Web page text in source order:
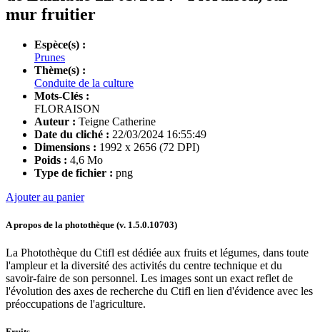
mur fruitier
Espèce(s) :
Prunes
Thème(s) :
Conduite de la culture
Mots-Clés :
FLORAISON
Auteur : Teigne Catherine
Date du cliché : 22/03/2024 16:55:49
Dimensions : 1992 x 2656 (72 DPI)
Poids : 4,6 Mo
Type de fichier : png
Ajouter au panier
A propos de la photothèque (v. 1.5.0.10703)
La Photothèque du Ctifl est dédiée aux fruits et légumes, dans toute
l'ampleur et la diversité des activités du centre technique et du
savoir-faire de son personnel. Les images sont un exact reflet de
l'évolution des axes de recherche du Ctifl en lien d'évidence avec les
préoccupations de l'agriculture.